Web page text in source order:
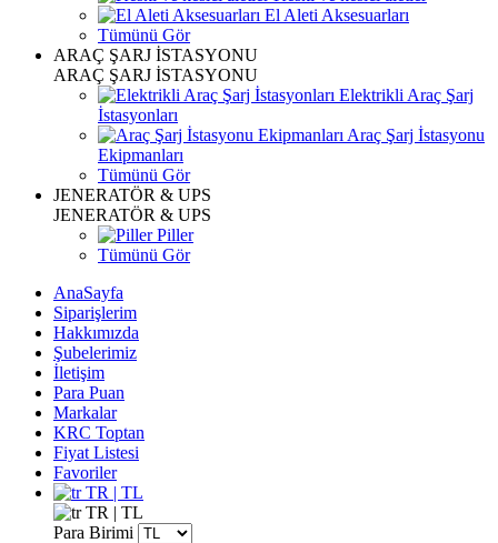
El Aleti Aksesuarları
Tümünü Gör
ARAÇ ŞARJ İSTASYONU
ARAÇ ŞARJ İSTASYONU
Elektrikli Araç Şarj
İstasyonları
Araç Şarj İstasyonu
Ekipmanları
Tümünü Gör
JENERATÖR & UPS
JENERATÖR & UPS
Piller
Tümünü Gör
AnaSayfa
Siparişlerim
Hakkımızda
Şubelerimiz
İletişim
Para Puan
Markalar
KRC Toptan
Fiyat Listesi
Favoriler
TR | TL
TR | TL
Para Birimi